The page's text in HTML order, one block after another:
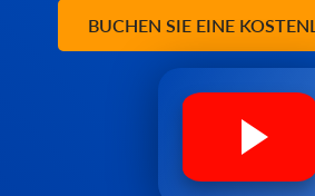
BUCHEN SIE EINE